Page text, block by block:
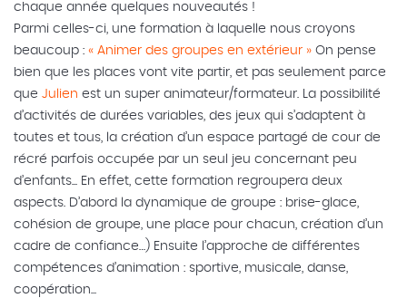
chaque année quelques nouveautés !
Parmi celles-ci, une formation à laquelle nous croyons
beaucoup : « Animer des groupes en extérieur » On pense
bien que les places vont vite partir, et pas seulement parce
que Julien est un super animateur/formateur. La possibilité
d’activités de durées variables, des jeux qui s’adaptent à
toutes et tous, la création d’un espace partagé de cour de
récré parfois occupée par un seul jeu concernant peu
d’enfants... En effet, cette formation regroupera deux
aspects. D’abord la dynamique de groupe : brise-glace,
cohésion de groupe, une place pour chacun, création d’un
cadre de confiance…) Ensuite l’approche de différentes
compétences d’animation : sportive, musicale, danse,
coopération...